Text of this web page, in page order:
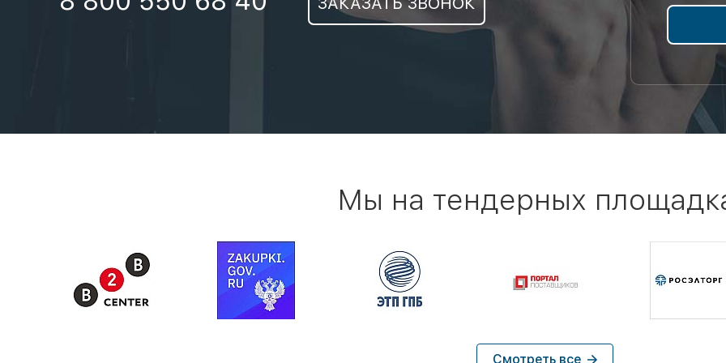
Мы на тендерных
Смотреть все